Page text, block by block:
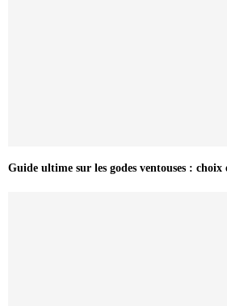
Guide ultime sur les godes ventouses :